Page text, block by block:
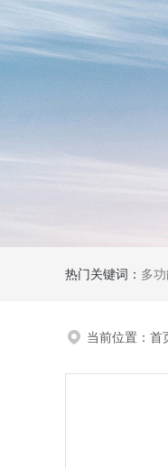
热门关键词： 多
当前位置： 首